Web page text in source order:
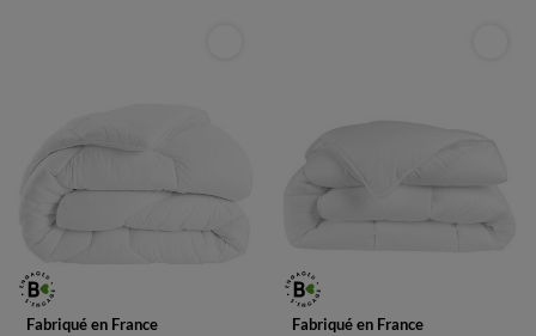
Fabriqué en France Fabriqué en France